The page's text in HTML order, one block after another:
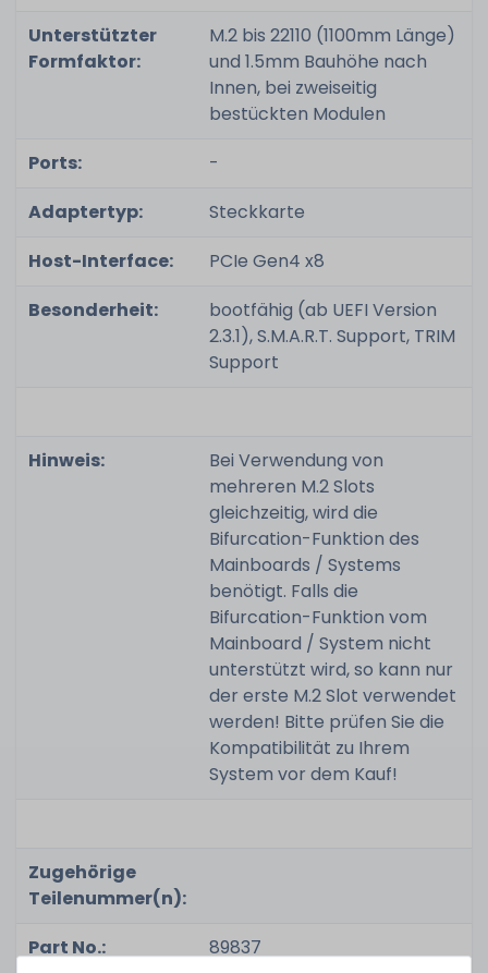
Unterstützter
Formfaktor:
M.2 bis 22110 (1100mm Länge)
und 1.5mm Bauhöhe nach
Innen, bei zweiseitig
bestückten Modulen
Ports:
-
Adaptertyp:
Steckkarte
Host-Interface:
PCIe Gen4 x8
Besonderheit:
bootfähig (ab UEFI Version
2.3.1), S.M.A.R.T. Support, TRIM
Support
Hinweis:
Bei Verwendung von
mehreren M.2 Slots
gleichzeitig, wird die
Bifurcation-Funktion des
Mainboards / Systems
benötigt. Falls die
Bifurcation-Funktion vom
Mainboard / System nicht
unterstützt wird, so kann nur
der erste M.2 Slot verwendet
werden! Bitte prüfen Sie die
Kompatibilität zu Ihrem
System vor dem Kauf!
Zugehörige
Teilenummer(n):
Part No.:
89837